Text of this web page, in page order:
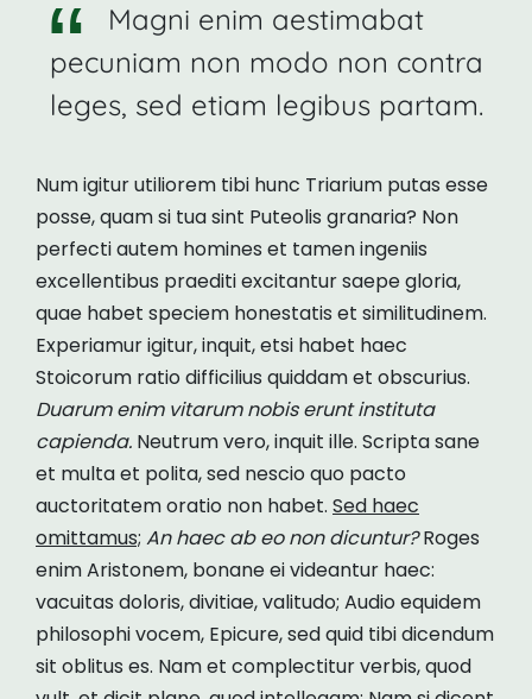
Magni enim aestimabat
pecuniam non modo non contra
leges, sed etiam legibus partam.
Num igitur utiliorem tibi hunc Triarium putas esse
posse, quam si tua sint Puteolis granaria? Non
perfecti autem homines et tamen ingeniis
excellentibus praediti excitantur saepe gloria,
quae habet speciem honestatis et similitudinem.
Experiamur igitur, inquit, etsi habet haec
Stoicorum ratio difficilius quiddam et obscurius.
Duarum enim vitarum nobis erunt instituta
capienda. Neutrum vero, inquit ille. Scripta sane
et multa et polita, sed nescio quo pacto
auctoritatem oratio non habet. Sed haec
omittamus; An haec ab eo non dicuntur?Roges
enim Aristonem, bonane ei videantur haec:
vacuitas doloris, divitiae, valitudo; Audio equidem
philosophi vocem, Epicure, sed quid tibi dicendum
sit oblitus es. Nam et complectitur verbis, quod